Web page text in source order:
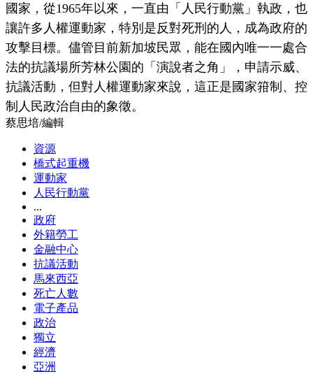
國家，從1965年以來，一直由「人民行動黨」執政，也
讓許多人權運動家，特別是反對死刑的人，成為政府的
攻擊目標。儘管目前新加坡民眾，能在國內唯一一處合
法的抗議場所芳林公園的「演說者之角」，申請示威、
抗議活動，但對人權運動家來說，這正是國家箝制、控
制人民政治自由的象徵。
蔡思培/編輯
資源
橋式起重機
運動家
人民行動黨
...
政府
外籍勞工
金融中心
抗議活動
馬來西亞
死亡人數
電子產品
政治
獨立
經濟
亞洲